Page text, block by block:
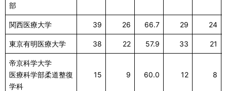
部
関西医療大学 39 26 66.7 29 24
東京有明医療大学 38 22 57.9 33 21
帝京科学大学
医療科学部柔道整復
学科
15 9 60.0 12 8